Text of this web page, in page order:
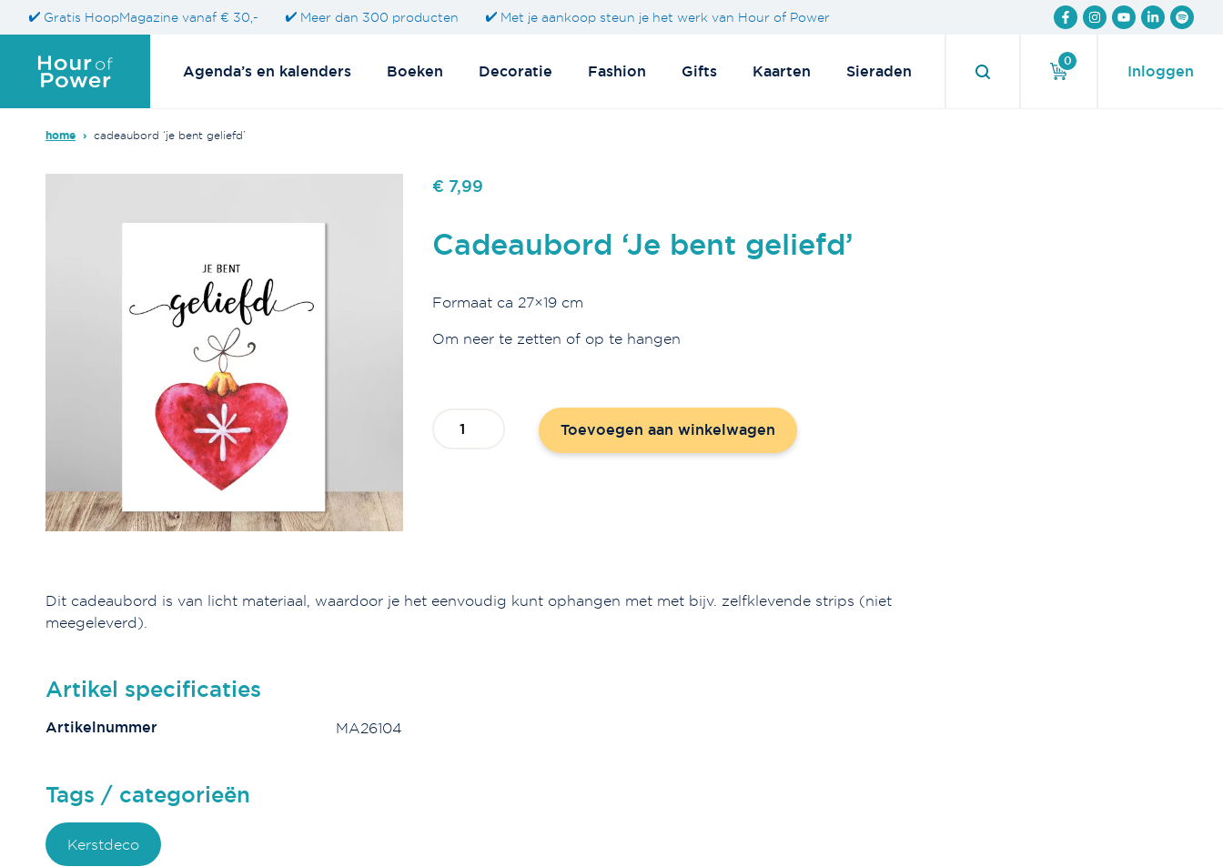
Gratis HoopMagazine vanaf € 30,- Meer dan 300 producten Met je aankoop steun je het werk van Hour of Power
Agenda’s en kalenders Boeken Decoratie Fashion Gifts Kaarten Sieraden
0
Inloggen
home › cadeaubord ‘je bent geliefd’
€ 7,99
Cadeaubord ‘Je bent geliefd’
Formaat ca 27×19 cm
Om neer te zetten of op te hangen
Toevoegen aan winkelwagen
Dit cadeaubord is van licht materiaal, waardoor je het eenvoudig kunt ophangen met met bijv. zelfklevende strips (niet
meegeleverd).
Artikel specificaties
Artikelnummer MA26104
Tags / categorieën
Kerstdeco